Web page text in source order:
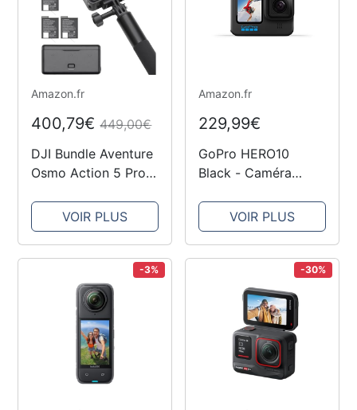
Amazon.fr
400,79€449,00€
DJI Bundle Aventure
Osmo Action 5 Pro,
avec Capteur 1/1,3",
12 h d’Autonomie
Étendue avec 3
Batt., Stabilisation,
Double Écran
Tactile...
VOIR PLUS
Amazon.fr
229,99€
GoPro HERO10
Black - Caméra
avec écrans LCD
Avant et arrière
tactiles, vidéo Ultra
HD 5.3K60, Photos
23MP, Diffusion en
Direct 1080p,...
VOIR PLUS
-3% -30%